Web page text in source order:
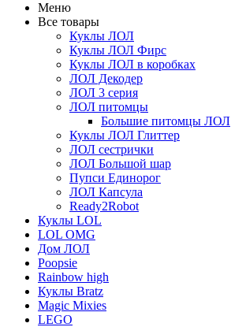
Меню
Все товары
Куклы ЛОЛ
Куклы ЛОЛ Фирс
Куклы ЛОЛ в коробках
ЛОЛ Декодер
ЛОЛ 3 серия
ЛОЛ питомцы
Большие питомцы ЛОЛ
Куклы ЛОЛ Глиттер
ЛОЛ сестрички
ЛОЛ Большой шар
Пупси Единорог
ЛОЛ Капсула
Ready2Robot
Куклы LOL
LOL OMG
Дом ЛОЛ
Poopsie
Rainbow high
Куклы Bratz
Magic Mixies
LEGO